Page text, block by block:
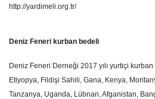
http://yardimeli.org.tr/
Deniz Feneri kurban bedeli
Deniz Feneri Derneği 2017 yılı yurtiçi
Etiyopya, Fildişi Sahili, Gana, Kenya,
Tanzanya, Uganda, Lübnan, Afganistan,